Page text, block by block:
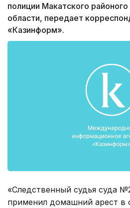
полиции Макатского
области, передает
«Казинформ».
«Следственный судья суда
применил домашний арест в